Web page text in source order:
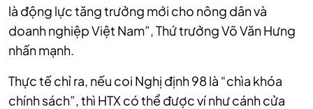
là động lực tăng trưởng mới cho nông dân và
doanh nghiệp Việt Nam”, Thứ trưởng Võ Văn Hưng
nhấn mạnh.
Thực tế chỉ ra, nếu coi Nghị định 98 là “chìa khóa
chính sách”, thì HTX có thể được ví như cánh cửa